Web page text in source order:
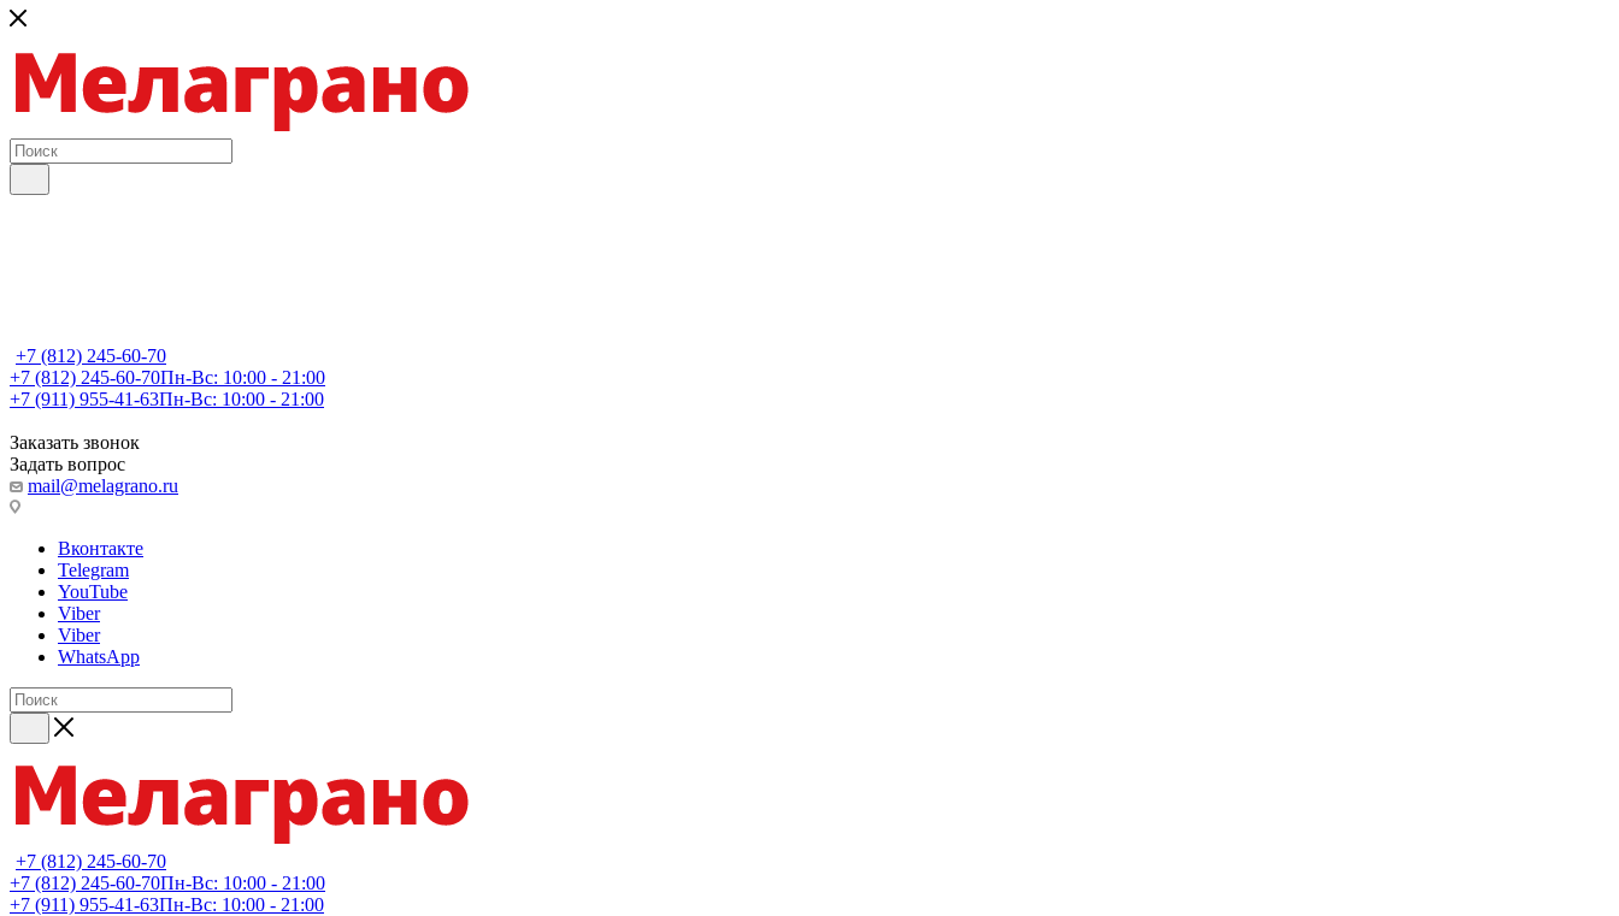
+7 (812) 245-60-70
+7 (812) 245-60-70Пн-Вс: 10:00 - 21:00
+7 (911) 955-41-63Пн-Вс: 10:00 - 21:00
Заказать звонок
Задать вопрос
mail@melagrano.ru
Вконтакте
Telegram
YouTube
Viber
Viber
WhatsApp
+7 (812) 245-60-70
+7 (812) 245-60-70Пн-Вс: 10:00 - 21:00
+7 (911) 955-41-63Пн-Вс: 10:00 - 21:00